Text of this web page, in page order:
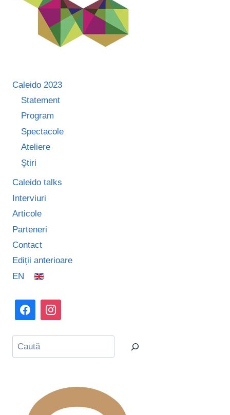
Caleido 2023
Statement
Program
Spectacole
Ateliere
Știri
Caleido talks
Interviuri
Articole
Parteneri
Contact
Ediții anterioare
EN
Caută